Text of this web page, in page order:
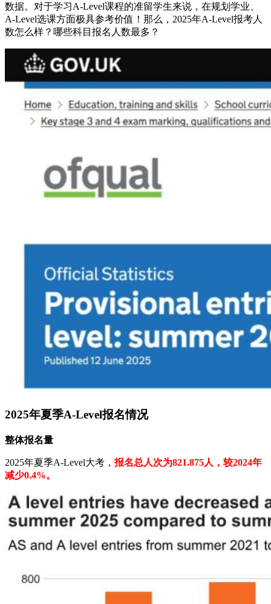
数据。对于学习A-Level课程的准留学生来说，在规划学业、
A-Level选课方面极具参考价值！那么，2025年A-Level报考人
数怎么样？哪些科目报名人数最多？
2025年夏季A-Level报名情况
整体报名量
2025年夏季A-Level大考， 报名总人次为821.875人，较2024年
减少0.4%。